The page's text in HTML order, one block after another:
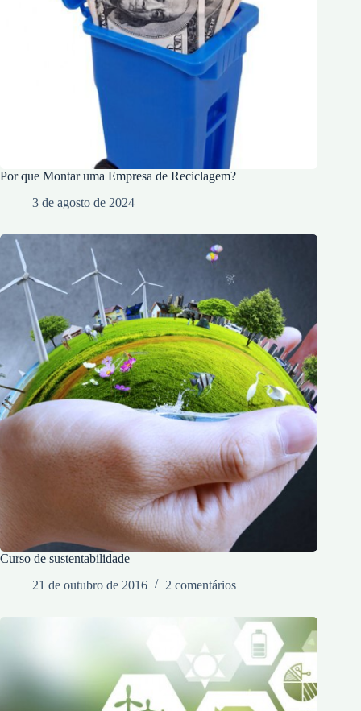
Por que Montar uma Empresa de Reciclagem?
3 de agosto de 2024
Curso de sustentabilidade
21 de outubro de 2016
2 comentários